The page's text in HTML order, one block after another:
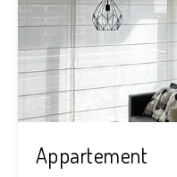
Appartement